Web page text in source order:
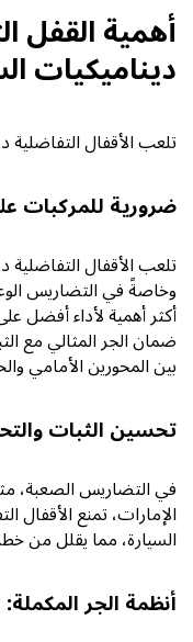
أهمية القفل
ديناميكيات
تلعب الأقفال التفاضلية
ضرورية للمركبات
تلعب الأقفال
وخاصةً في التضاريس
أكثر أهمية لأداء أفضل
ضمان الجر المثالي مع
بين المحورين الأمامي
تحسين الثبات
في التضاريس الصعبة،
الإمارات، تمنع الأقفال
السيارة، مما يقلل من
أنظمة الجر المكملة: